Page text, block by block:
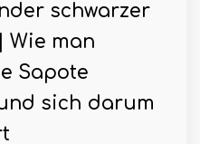
schwarzer
Wie man
Sapote
sich darum